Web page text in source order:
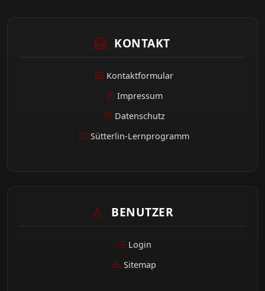
KONTAKT
Kontaktformular
Impressum
Datenschutz
Sütterlin-Lernprogramm
BENUTZER
Login
Sitemap